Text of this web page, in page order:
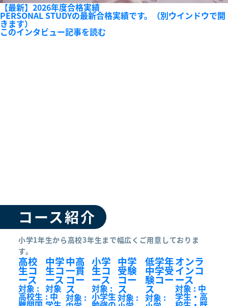
【最新】2026年度合格実績
PERSONAL STUDYの最新合格実績です。（別ウインドウで開
きます）
このインタビュー記事を読む
コース紹介
小学1年生から高校3年生まで幅広くご用意しておりま
す。
高校
生コ
ース
対象 :
高校生
中学
生コ
ース
対象
: 中
中高
一貫
コー
ス
対象 :
小学
生コ
ース
対象 :
小学生
中学
受験
コー
ス
対象 :
低学年
中学受
験コー
ス
対象 :
オンラ
インコ
ース
対象 : 中
学生・高